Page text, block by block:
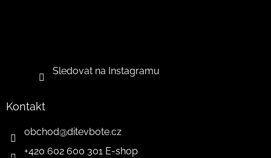
Sledovat na Instagramu
Kontakt
obchod@ditevbote.cz
+420 602 600 301 E-shop